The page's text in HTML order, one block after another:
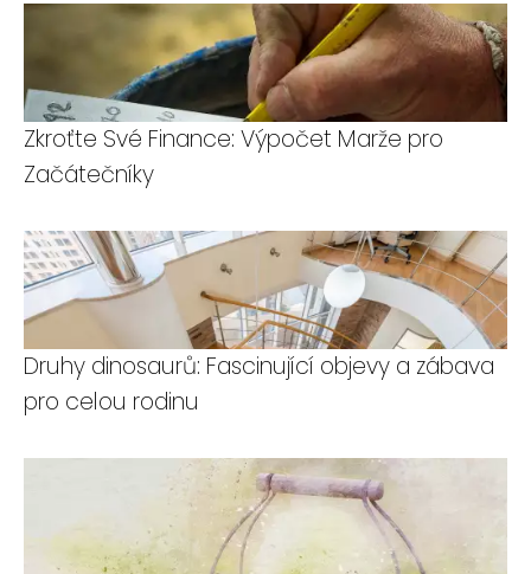
Zkroťte Své Finance: Výpočet Marže pro
Začátečníky
Druhy dinosaurů: Fascinující objevy a zábava
pro celou rodinu